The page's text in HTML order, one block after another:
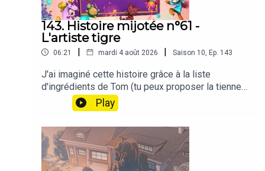
143. Histoire mijotée n°61 -
L'artiste tigre
06:21 | mardi 4 août 2026 | Saison 10, Ep. 143
J'ai imaginé cette histoire grâce à la liste
d'ingrédients de Tom (tu peux proposer la tienne
en cliquant ici).Play